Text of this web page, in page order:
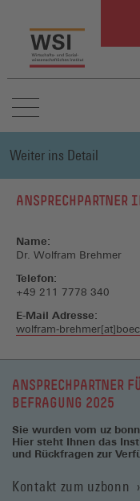
Weiter ins Detail
ANSPRECHPARTNER
Name:
Dr. Wolfram Brehmer
Telefon:
+49 211 7778 340
E-Mail Adresse:
wolfram-
ANSPRECHPARTNER
BEFRAGUNG 2025
Sie wurden vom uz
Hier steht Ihnen das
und Rückfragen zur
Kontakt zum uzbonn